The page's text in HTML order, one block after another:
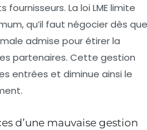
La loi LME limite
qu’il faut négocier dès que
admise pour étirer la
partenaires. Cette gestion
entrées et diminue ainsi le
d’une mauvaise gestion